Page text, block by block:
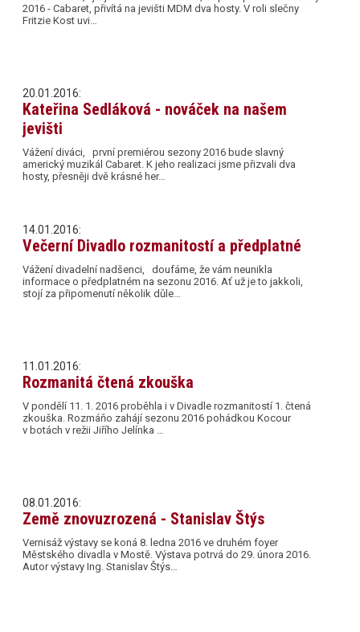
2016 - Cabaret, přivítá na jevišti MDM dva hosty. V roli slečny
Fritzie Kost uvi…
20.01.2016:
Kateřina Sedláková - nováček na našem
jevišti
Vážení diváci, první premiérou sezony 2016 bude slavný
americký muzikál Cabaret. K jeho realizaci jsme přizvali dva
hosty, přesněji dvě krásné her…
14.01.2016:
Večerní Divadlo rozmanitostí a předplatné
Vážení divadelní nadšenci, doufáme, že vám neunikla
informace o předplatném na sezonu 2016. Ať už je to jakkoli,
stojí za připomenutí několik důle…
11.01.2016:
Rozmanitá čtená zkouška
V pondělí 11. 1. 2016 proběhla i v Divadle rozmanitostí 1. čtená
zkouška. Rozmáňo zahájí sezonu 2016 pohádkou Kocour
v botách v režii Jiřího Jelínka …
08.01.2016:
Země znovuzrozená - Stanislav Štýs
Vernisáž výstavy se koná 8. ledna 2016 ve druhém foyer
Městského divadla v Mostě. Výstava potrvá do 29. února 2016.
Autor výstavy Ing. Stanislav Štýs…